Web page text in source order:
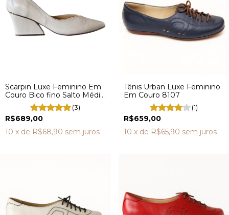
Scarpin Luxe Feminino Em
Couro Bico fino Salto Médio
Preto 8451
(3)
R$689,00
10 x de R$68,90 sem juros
Tênis Urban Luxe Feminino
Em Couro 8107
(1)
R$659,00
10 x de R$65,90 sem juros